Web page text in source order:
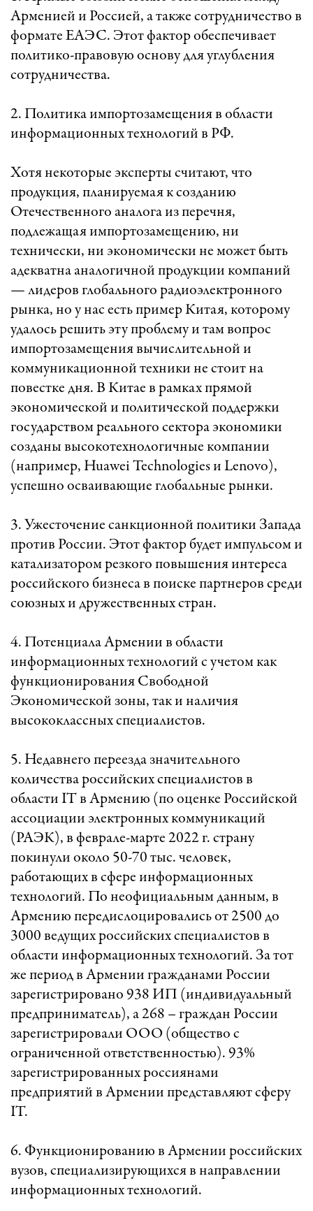
Арменией и Россией, а также сотрудничество в
формате ЕАЭС. Этот фактор обеспечивает
политико-правовую основу для углубления
сотрудничества.
2. Политика импортозамещения в области
информационных технологий в РФ.
Хотя некоторые эксперты считают, что
продукция, планируемая к созданию
Отечественного аналога из перечня,
подлежащая импортозамещению, ни
технически, ни экономически не может быть
адекватна аналогичной продукции компаний
— лидеров глобального радиоэлектронного
рынка, но у нас есть пример Китая, которому
удалось решить эту проблему и там вопрос
импортозамещения вычислительной и
коммуникационной техники не стоит на
повестке дня. В Китае в рамках прямой
экономической и политической поддержки
государством реального сектора экономики
созданы высокотехнологичные компании
(например, Huawei Technologies и Lenovo),
успешно осваивающие глобальные рынки.
3. Ужесточение санкционной политики Запада
против России. Этот фактор будет импульсом и
катализатором резкого повышения интереса
российского бизнеса в поиске партнеров среди
союзных и дружественных стран.
4. Потенциала Армении в области
информационных технологий с учетом как
функционирования Свободной
Экономической зоны, так и наличия
высококлассных специалистов.
5. Недавнего переезда значительного
количества российских специалистов в
области IT в Армению (по оценке Российской
ассоциации электронных коммуникаций
(РАЭК), в феврале-марте 2022 г. страну
покинули около 50-70 тыс. человек,
работающих в сфере информационных
технологий. По неофициальным данным, в
Армению передислоцировались от 2500 до
3000 ведущих российских специалистов в
области информационных технологий. За тот
же период в Армении гражданами России
зарегистрировано 938 ИП (индивидуальный
предприниматель), а 268 – граждан России
зарегистрировали ООО (общество с
ограниченной ответственностью). 93%
зарегистрированных россиянами
предприятий в Армении представляют сферу
IT.
6. Функционированию в Армении российских
вузов, специализирующихся в направлении
информационных технологий.